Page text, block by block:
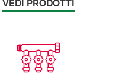
VEDI PRODOTTI